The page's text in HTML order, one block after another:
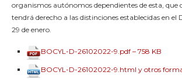
organismos autónomos dependientes de esta, que
tendrá derecho a las distinciones establecidas en el
29 de enero.
BOCYL-D-26102022-9.pdf – 758 KB
BOCYL-D-26102022-9.html y otros